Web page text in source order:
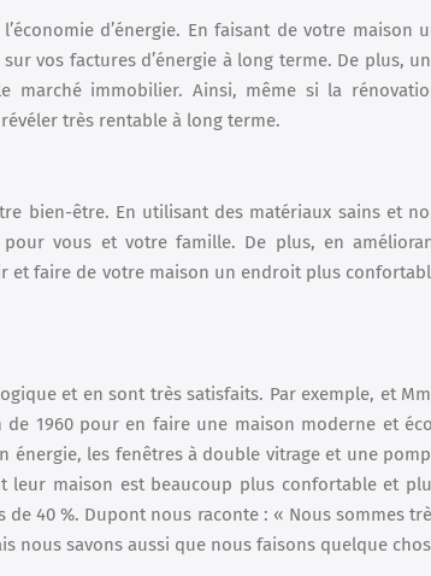
d’énergie. En faisant de votre maison
vos factures d’énergie à long terme. De plus,
marché immobilier. Ainsi, même si la
très rentable à long terme.
bien-être. En utilisant des matériaux sains et
vous et votre famille. De plus, en
et faire de votre maison un endroit plus
et en sont très satisfaits. Par exemple, et
1960 pour en faire une maison moderne et
énergie, les fenêtres à double vitrage et une
leur maison est beaucoup plus confortable et
40 %. Dupont nous raconte : « Nous sommes
nous savons aussi que nous faisons quelque